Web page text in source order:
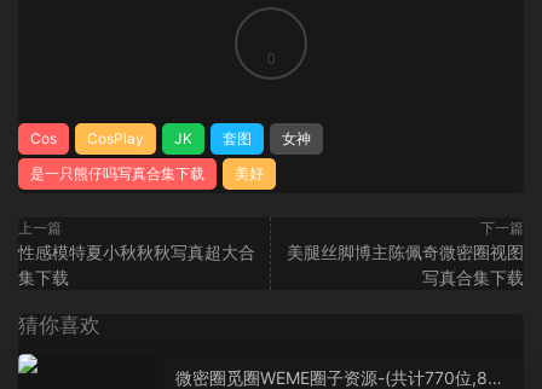
0
Cos CosPlay JK 套图
女神
是一只熊仔吗写真合集下载
美好
上一篇
性感模特夏小秋秋秋写真超大合
集下载
下一篇
美腿丝脚博主陈佩奇微密圈视图
写真合集下载
猜你喜欢
微密圈觅圈WEME圈子资源-(共计770位,860